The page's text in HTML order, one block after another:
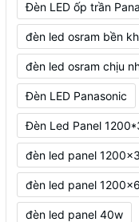
Đèn LED ốp trần
đèn led osram bền
đèn led osram chịu
Đèn LED Panasonic
Đèn Led Panel
đèn led panel
đèn led panel
đèn led panel 40w